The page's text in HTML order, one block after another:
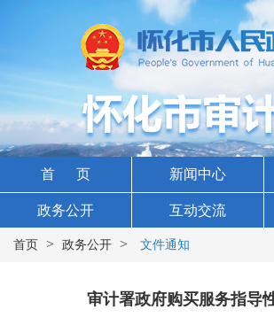
首 页 新闻中心
政务公开 互动交流
首页 > 政务公开 > 文件通知
审计署政府购买服务指导